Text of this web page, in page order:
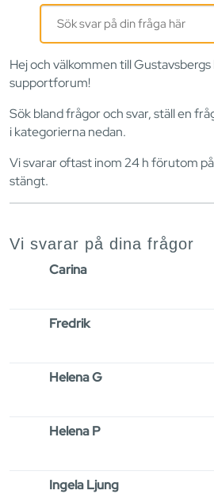
Sök
svar
din
fråga
här
Hej och välkommen till
supportforum!
Sök bland frågor och svar, ställ en
i kategorierna nedan.
Vi svarar oftast inom 24 h förutom
stängt.
Vi svarar på dina frågor
Carina
Fredrik
Helena G
Helena P
Ingela Ljung